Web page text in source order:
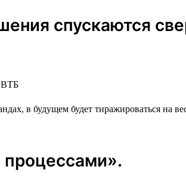
спускаются
в будущем будет тиражироваться на
процессами».